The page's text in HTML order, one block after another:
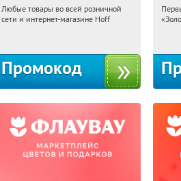
20:01:16 Получили:
Любые товары во всей розничной
сети и интернет-магазине Hoff
Промокод